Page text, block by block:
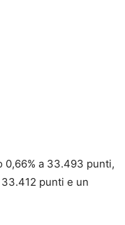
0,66% a 33.493 punti,
punti e un